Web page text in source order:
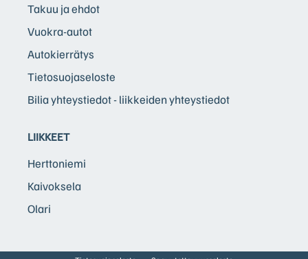
Takuu ja ehdot
Vuokra-autot
Autokierrätys
Tietosuojaseloste
Bilia yhteystiedot - liikkeiden yhteystiedot
LIIKKEET
Herttoniemi
Kaivoksela
Olari